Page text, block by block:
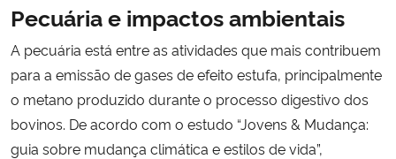
Pecuária e impactos ambientais
A pecuária está entre as atividades que mais contribuem
para a emissão de gases de efeito estufa, principalmente
o metano produzido durante o processo digestivo dos
bovinos. De acordo com o estudo “Jovens & Mudança:
guia sobre mudança climática e estilos de vida”,